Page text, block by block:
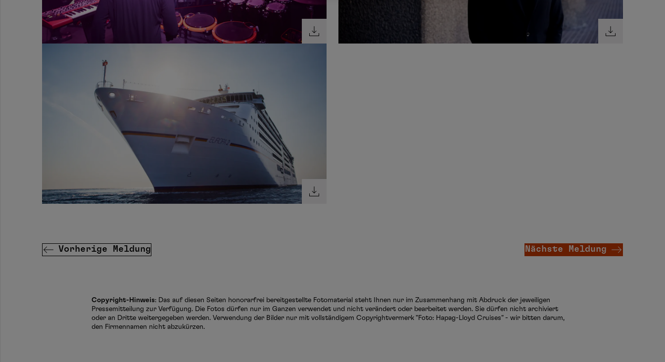
Vorherige Meldung Nächste Meldung
Copyright-Hinweis: Das auf diesen Seiten honorarfrei bereitgestellte Fotomaterial steht Ihnen nur im Zusammenhang mit Abdruck der jeweiligen
Pressemitteilung zur Verfügung. Die Fotos dürfen nur im Ganzen verwendet und nicht verändert oder bearbeitet werden. Sie dürfen nicht archiviert
oder an Dritte weitergegeben werden. Verwendung der Bilder nur mit vollständigem Copyrightvermerk "Foto: Hapag-Lloyd Cruises" - wir bitten darum,
den Firmennamen nicht abzukürzen.